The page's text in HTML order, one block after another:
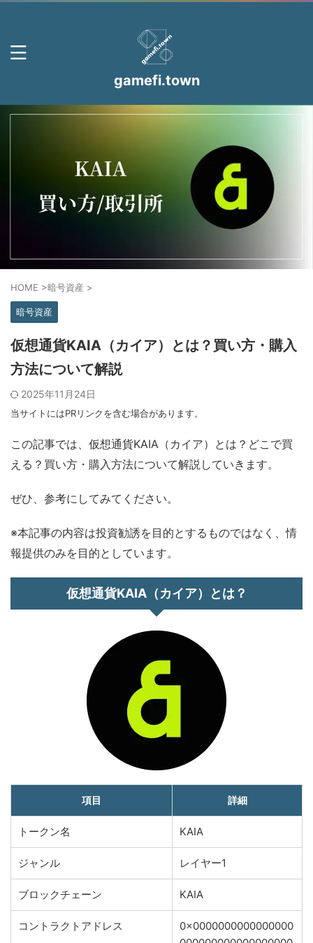
gamefi.town
HOME >暗号資産 >
暗号資産
仮想通貨KAIA（カイア）とは？買い方・購入
方法について解説
2025年11月24日
当サイトにはPRリンクを含む場合があります。
この記事では、仮想通貨KAIA（カイア）とは？どこで買
える？買い方・購入方法について解説していきます。
ぜひ、参考にしてみてください。
※本記事の内容は投資勧誘を目的とするものではなく、情
報提供のみを目的としています。
仮想通貨KAIA（カイア）とは？
項目 詳細
トークン名 KAIA
ジャンル レイヤー1
ブロックチェーン KAIA
コントラクトアドレス
0x0000000000000000